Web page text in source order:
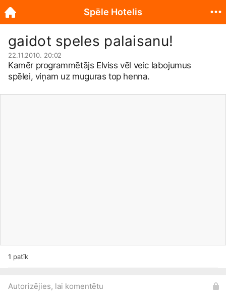
gaidot speles palaisanu!
22.11.2010. 20:02
Kamēr programmētājs Elviss vēl veic labojumus
spēlei, viņam uz muguras top henna.
1 patīk
Autorizējies, lai komentētu
Spēle Hotelis